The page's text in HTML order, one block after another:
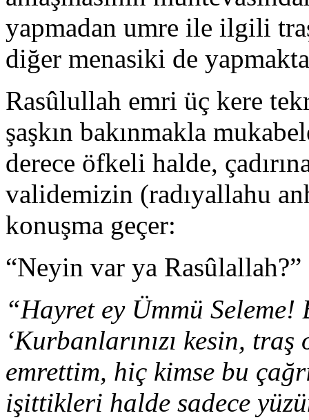
yapmadan umre ile ilgili
diğer menasiki de
Rasûlullah emri üç kere
şaşkın bakınmakla
derece öfkeli halde,
validemizin (radıyallahu
konuşma geçer:
“Neyin var ya Rasûlallah?”
“Hayret ey Ümmü
‘Kurbanlarınızı kesin,
emrettim, hiç kimse bu
işittikleri halde sadece